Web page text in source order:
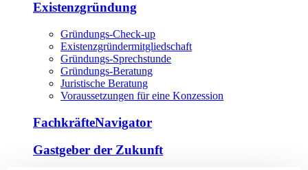
Existenzgründung
Gründungs-Check-up
Existenzgründermitgliedschaft
Gründungs-Sprechstunde
Gründungs-Beratung
Juristische Beratung
Voraussetzungen für eine Konzession
FachkräfteNavigator
Gastgeber der Zukunft